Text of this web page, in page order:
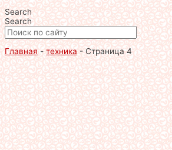
Search
Search
Главная-техника-Страница 4